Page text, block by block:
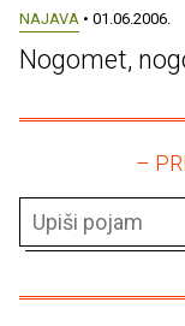
NAJAVA • 01.06.2006.
Nogomet,
–